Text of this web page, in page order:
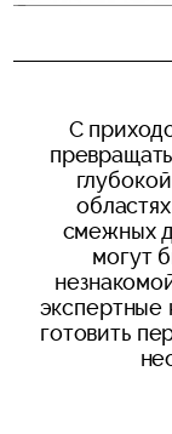
С
смежных
могут
экспертные
готовить